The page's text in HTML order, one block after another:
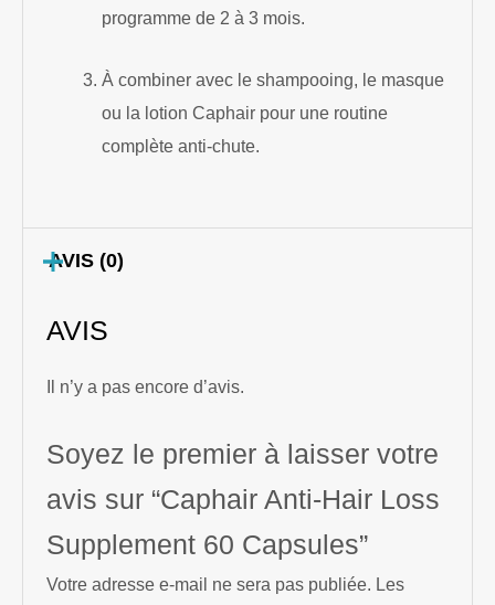
programme de 2 à 3 mois.
À combiner avec le shampooing, le masque
ou la lotion Caphair pour une routine
complète anti-chute.
AVIS (0)
AVIS
Il n’y a pas encore d’avis.
Soyez le premier à laisser votre
avis sur “Caphair Anti-Hair Loss
Supplement 60 Capsules”
Votre adresse e-mail ne sera pas publiée. Les